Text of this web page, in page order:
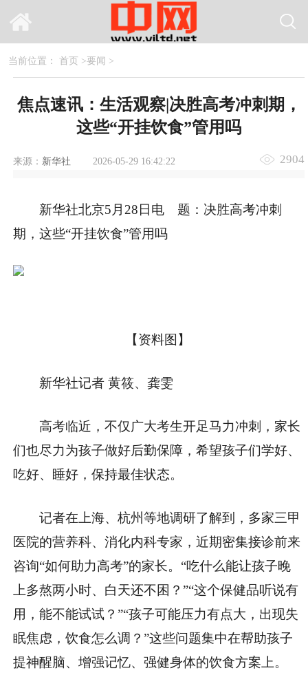
当前位置： 首页 >要闻 >
焦点速讯：生活观察|决胜高考冲刺期，
这些“开挂饮食”管用吗
来源： 新华社 2026-05-29 16:42:22 2904
新华社北京5月28日电 题：决胜高考冲刺
期，这些“开挂饮食”管用吗
【资料图】
新华社记者 黄筱、龚雯
高考临近，不仅广大考生开足马力冲刺，家长
们也尽力为孩子做好后勤保障，希望孩子们学好、
吃好、睡好，保持最佳状态。
记者在上海、杭州等地调研了解到，多家三甲
医院的营养科、消化内科专家，近期密集接诊前来
咨询“如何助力高考”的家长。“吃什么能让孩子晚
上多熬两小时、白天还不困？”“这个保健品听说有
用，能不能试试？”“孩子可能压力有点大，出现失
眠焦虑，饮食怎么调？”这些问题集中在帮助孩子
提神醒脑、增强记忆、强健身体的饮食方案上。